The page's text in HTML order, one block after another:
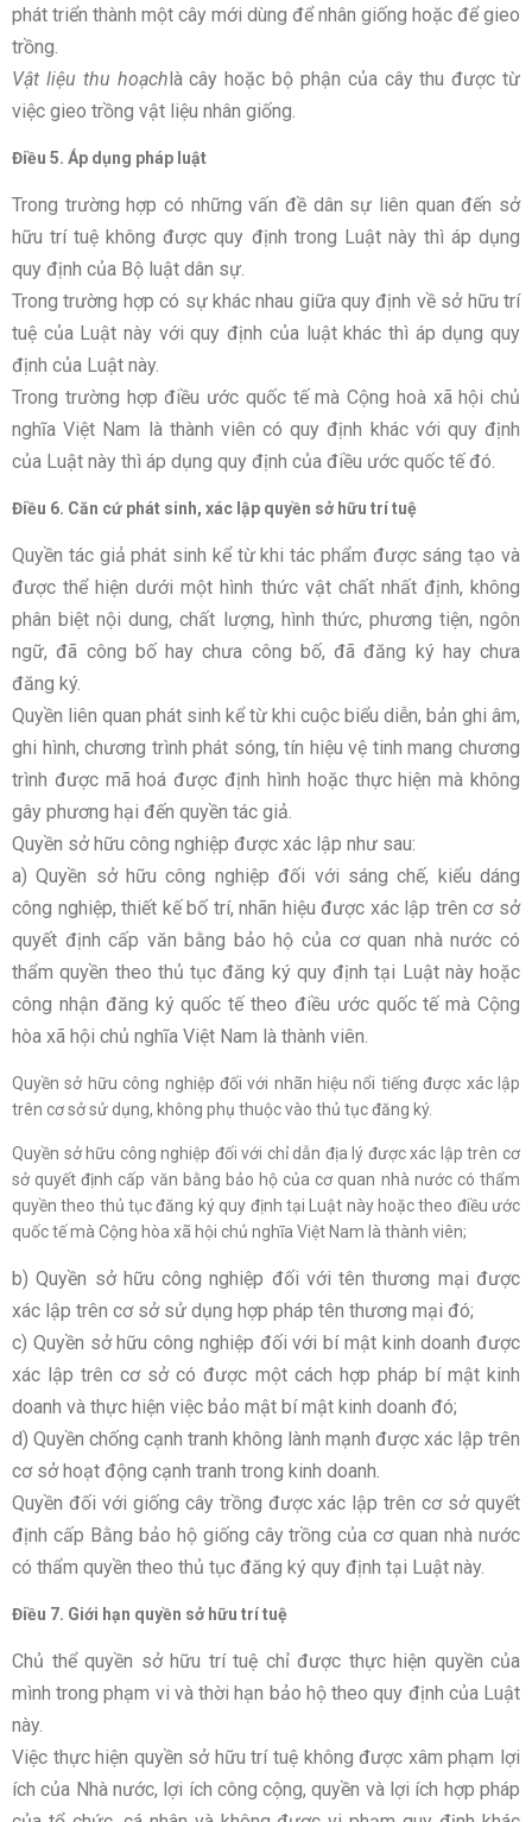
phát triển thành một cây mới dùng để nhân giống hoặc để gieo
trồng.
Vật liệu thu hoạchlà cây hoặc bộ phận của cây thu được từ
việc gieo trồng vật liệu nhân giống.
Điều 5. Áp dụng pháp luật
Trong trường hợp có những vấn đề dân sự liên quan đến sở
hữu trí tuệ không được quy định trong Luật này thì áp dụng
quy định của Bộ luật dân sự.
Trong trường hợp có sự khác nhau giữa quy định về sở hữu trí
tuệ của Luật này với quy định của luật khác thì áp dụng quy
định của Luật này.
Trong trường hợp điều ước quốc tế mà Cộng hoà xã hội chủ
nghĩa Việt Nam là thành viên có quy định khác với quy định
của Luật này thì áp dụng quy định của điều ước quốc tế đó.
Điều 6. Căn cứ phát sinh, xác lập quyền sở hữu trí tuệ
Quyền tác giả phát sinh kể từ khi tác phẩm được sáng tạo và
được thể hiện d­ưới một hình thức vật chất nhất định, không
phân biệt nội dung, chất l­ượng, hình thức, phương tiện, ngôn
ngữ, đã công bố hay ch­ưa công bố, đã đăng ký hay ch­ưa
đăng ký.
Quyền liên quan phát sinh kể từ khi cuộc biểu diễn, bản ghi âm,
ghi hình, chương trình phát sóng, tín hiệu vệ tinh mang chư­ơng
trình được mã hoá được định hình hoặc thực hiện mà không
gây ph­ương hại đến quyền tác giả.
Quyền sở hữu công nghiệp được xác lập như sau:
a) Quyền sở hữu công nghiệp đối với sáng chế, kiểu dáng
công nghiệp, thiết kế bố trí, nhãn hiệu được xác lập trên cơ sở
quyết định cấp văn bằng bảo hộ của cơ quan nhà nước có
thẩm quyền theo thủ tục đăng ký quy định tại Luật này hoặc
công nhận đăng ký quốc tế theo điều ước quốc tế mà Cộng
hòa xã hội chủ nghĩa Việt Nam là thành viên.
Quyền sở hữu công nghiệp đối với nhãn hiệu nổi tiếng được xác lập
trên cơ sở sử dụng, không phụ thuộc vào thủ tục đăng ký.
Quyền sở hữu công nghiệp đối với chỉ dẫn địa lý được xác lập trên cơ
sở quyết định cấp văn bằng bảo hộ của cơ quan nhà nước có thẩm
quyền theo thủ tục đăng ký quy định tại Luật này hoặc theo điều ước
quốc tế mà Cộng hòa xã hội chủ nghĩa Việt Nam là thành viên;
b) Quyền sở hữu công nghiệp đối với tên thương mại được
xác lập trên cơ sở sử dụng hợp pháp tên thương mại đó;
c) Quyền sở hữu công nghiệp đối với bí mật kinh doanh được
xác lập trên cơ sở có được một cách hợp pháp bí mật kinh
doanh và thực hiện việc bảo mật bí mật kinh doanh đó;
d) Quyền chống cạnh tranh không lành mạnh được xác lập trên
cơ sở hoạt động cạnh tranh trong kinh doanh.
Quyền đối với giống cây trồng được xác lập trên cơ sở quyết
định cấp Bằng bảo hộ giống cây trồng của cơ quan nhà nước
có thẩm quyền theo thủ tục đăng ký quy định tại Luật này.
Điều 7. Giới hạn quyền sở hữu trí tuệ
Chủ thể quyền sở hữu trí tuệ chỉ được thực hiện quyền của
mình trong phạm vi và thời hạn bảo hộ theo quy định của Luật
này.
Việc thực hiện quyền sở hữu trí tuệ không được xâm phạm lợi
ích của Nhà nước, lợi ích công cộng, quyền và lợi ích hợp pháp